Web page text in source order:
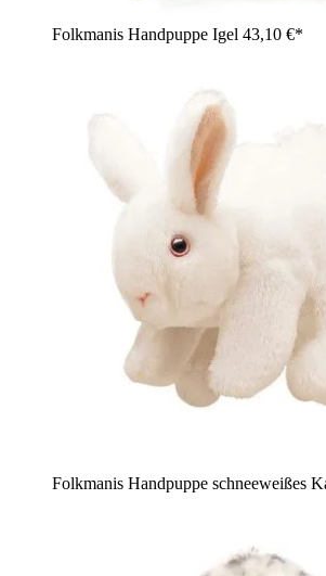
Folkmanis Handpuppe Igel 43,10 €*
Folkmanis Handpuppe schneeweißes